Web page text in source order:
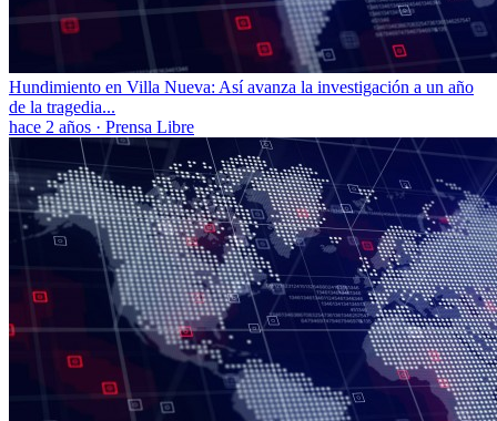
Hundimiento en Villa Nueva: Así avanza la investigación a un año
de la tragedia...
hace 2 años · Prensa Libre